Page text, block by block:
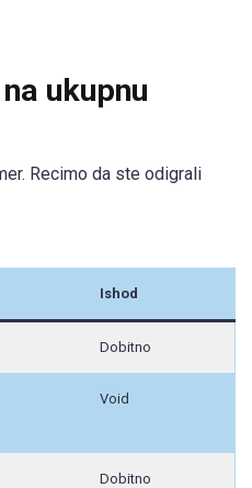
ukupnu
Recimo da ste odigrali
Ishod
Dobitno
Void
Dobitno